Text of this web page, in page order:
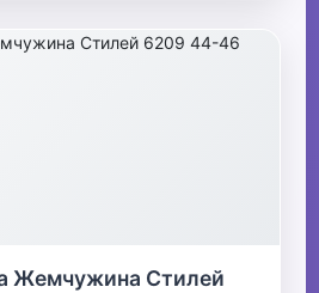
Жемчужина Стилей